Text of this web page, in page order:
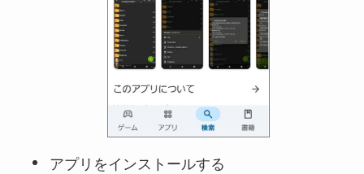
アプリをインストールする